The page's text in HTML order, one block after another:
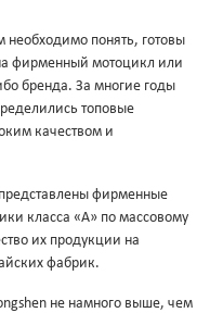
понять, готовы
фирменный мотоцикл или
бренда. За многие годы
топовые
качеством и
фирменные
класса «А» по массовому
их продукции на
фабрик.
не намного выше, чем